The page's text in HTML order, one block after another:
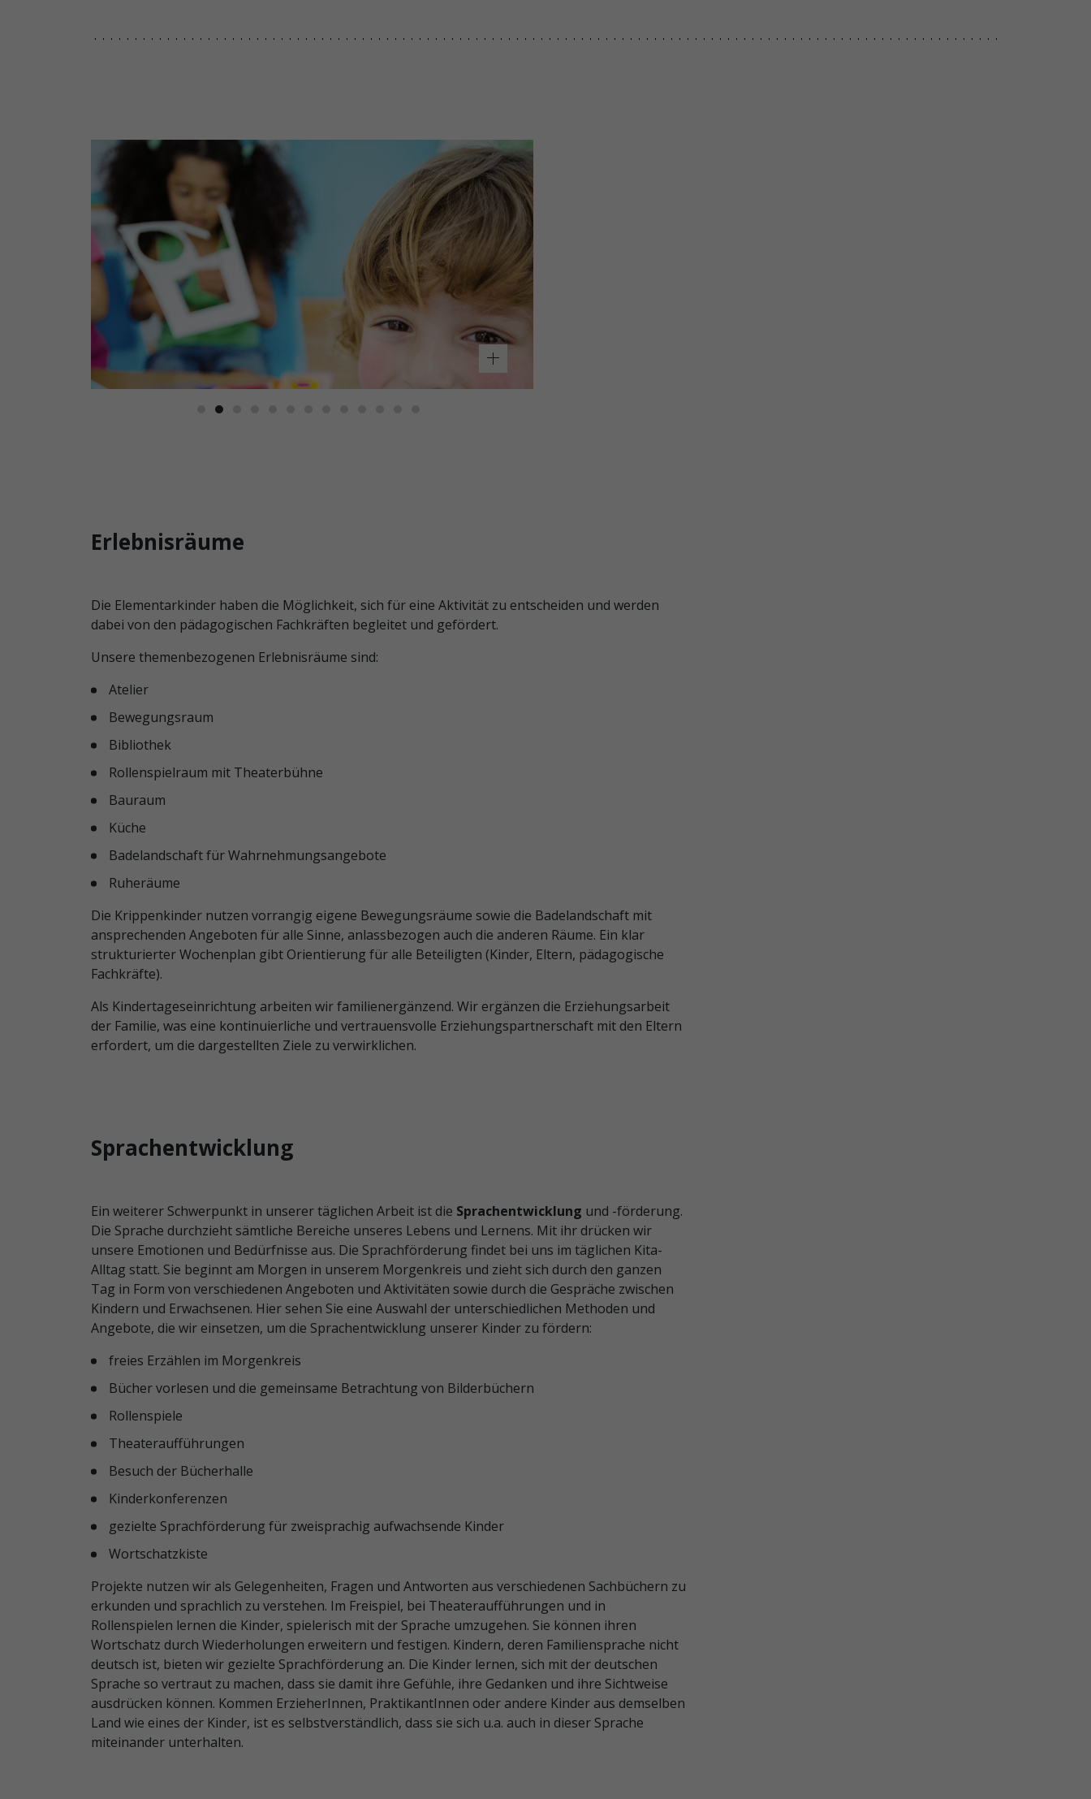
Bornstrasse
Kleinkinder
Erlebnisräume
Die Elementarkinder haben die Möglichkeit, sich für eine Aktivität zu entscheiden und werden
dabei von den pädagogischen Fachkräften begleitet und gefördert.
Unsere themenbezogenen Erlebnisräume sind:
Atelier
Bewegungsraum
Bibliothek
Rollenspielraum mit Theaterbühne
Bauraum
Küche
Badelandschaft für Wahrnehmungsangebote
Ruheräume
Die Krippenkinder nutzen vorrangig eigene Bewegungsräume sowie die Badelandschaft mit
ansprechenden Angeboten für alle Sinne, anlassbezogen auch die anderen Räume. Ein klar
strukturierter Wochenplan gibt Orientierung für alle Beteiligten (Kinder, Eltern, pädagogische
Fachkräfte).
Als Kindertageseinrichtung arbeiten wir familienergänzend. Wir ergänzen die Erziehungsarbeit
der Familie, was eine kontinuierliche und vertrauensvolle Erziehungspartnerschaft mit den Eltern
erfordert, um die dargestellten Ziele zu verwirklichen.
Sprachentwicklung
Ein weiterer Schwerpunkt in unserer täglichen Arbeit ist die Sprachentwicklung und -förderung.
Die Sprache durchzieht sämtliche Bereiche unseres Lebens und Lernens. Mit ihr drücken wir
unsere Emotionen und Bedürfnisse aus. Die Sprachförderung findet bei uns im täglichen Kita-
Alltag statt. Sie beginnt am Morgen in unserem Morgenkreis und zieht sich durch den ganzen
Tag in Form von verschiedenen Angeboten und Aktivitäten sowie durch die Gespräche zwischen
Kindern und Erwachsenen. Hier sehen Sie eine Auswahl der unterschiedlichen Methoden und
Angebote, die wir einsetzen, um die Sprachentwicklung unserer Kinder zu fördern:
freies Erzählen im Morgenkreis
Bücher vorlesen und die gemeinsame Betrachtung von Bilderbüchern
Rollenspiele
Theateraufführungen
Besuch der Bücherhalle
Kinderkonferenzen
gezielte Sprachförderung für zweisprachig aufwachsende Kinder
Wortschatzkiste
Projekte nutzen wir als Gelegenheiten, Fragen und Antworten aus verschiedenen Sachbüchern zu
erkunden und sprachlich zu verstehen. Im Freispiel, bei Theateraufführungen und in
Rollenspielen lernen die Kinder, spielerisch mit der Sprache umzugehen. Sie können ihren
Wortschatz durch Wiederholungen erweitern und festigen. Kindern, deren Familiensprache nicht
deutsch ist, bieten wir gezielte Sprachförderung an. Die Kinder lernen, sich mit der deutschen
Sprache so vertraut zu machen, dass sie damit ihre Gefühle, ihre Gedanken und ihre Sichtweise
ausdrücken können. Kommen ErzieherInnen, PraktikantInnen oder andere Kinder aus demselben
Land wie eines der Kinder, ist es selbstverständlich, dass sie sich u.a. auch in dieser Sprache
miteinander unterhalten.